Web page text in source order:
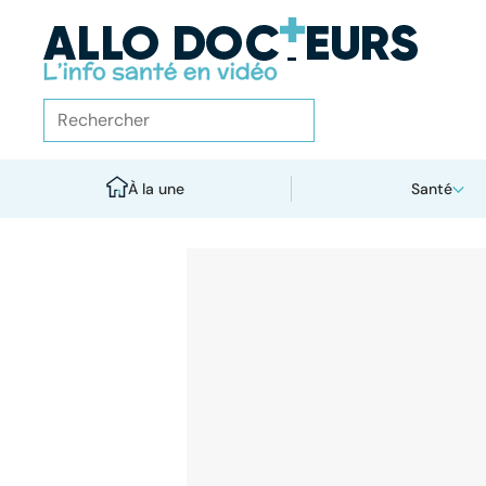
À la une Santé